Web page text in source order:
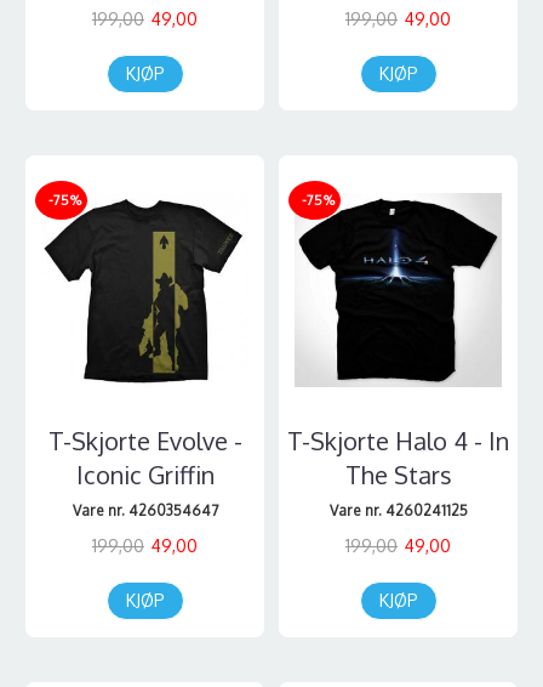
199,00 49,00
KJØP
199,00 49,00
KJØP
-75%
T-Skjorte Evolve -
Iconic Griffin
Vare nr. 4260354647
199,00 49,00
KJØP
-75%
T-Skjorte Halo 4 - In
The Stars
Vare nr. 4260241125
199,00 49,00
KJØP